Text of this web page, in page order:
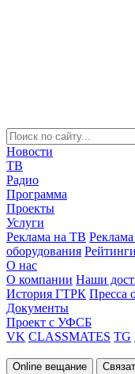
Новости
ТВ
Радио
Программа
Проекты
Услуги
Реклама на ТВ
оборудования Рейтинги
О нас
О компании Наши
История ГТРК Пресса
Документы
Проект с УФСБ
VK CLASSMATES TG
Online вещание